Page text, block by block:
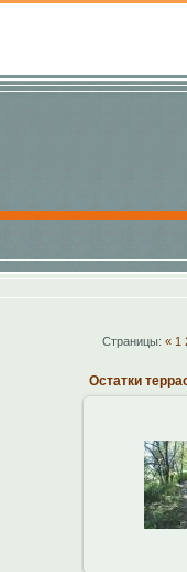
Страницы: « 1
Остатки